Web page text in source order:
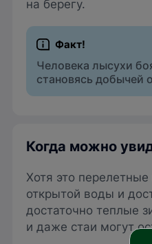
на берегу.
Человека лысухи
становясь добычей
Когда можно
Хотя это
открытой воды и
достаточно теплые
и даже стаи могут